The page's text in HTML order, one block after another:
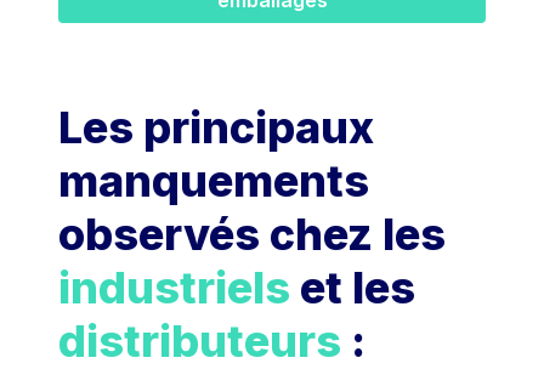
Les principaux
manquements
observés chez les
industriels et les
distributeurs :